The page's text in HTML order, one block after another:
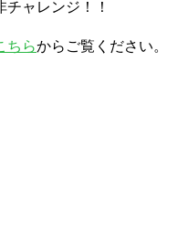
ャレンジ！！
ちらからご覧ください。